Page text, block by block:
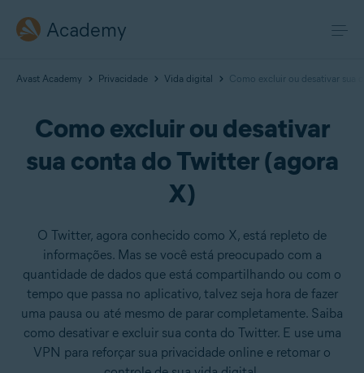
Academy
Avast Academy Privacidade Vida digital Como excluir ou desativar sua
Como excluir ou desativar
sua conta do Twitter (agora
X)
O Twitter, agora conhecido como X, está repleto de
informações. Mas se você está preocupado com a
quantidade de dados que está compartilhando ou com o
tempo que passa no aplicativo, talvez seja hora de fazer
uma pausa ou até mesmo de parar completamente. Saiba
como desativar e excluir sua conta do Twitter. E use uma
VPN para reforçar sua privacidade online e retomar o